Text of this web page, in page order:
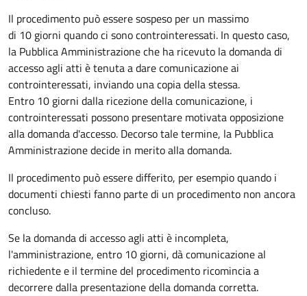
Il procedimento può essere sospeso per un massimo
di 10 giorni quando ci sono controinteressati. In questo caso,
la Pubblica Amministrazione che ha ricevuto la domanda di
accesso agli atti è tenuta a dare comunicazione ai
controinteressati, inviando una copia della stessa.
Entro 10 giorni dalla ricezione della comunicazione, i
controinteressati possono presentare motivata opposizione
alla domanda d'accesso. Decorso tale termine, la Pubblica
Amministrazione decide in merito alla domanda.
Il procedimento può essere differito, per esempio quando i
documenti chiesti fanno parte di un procedimento non ancora
concluso.
Se la domanda di accesso agli atti è incompleta,
l'amministrazione, entro 10 giorni, dà comunicazione al
richiedente e il termine del procedimento ricomincia a
decorrere dalla presentazione della domanda corretta.